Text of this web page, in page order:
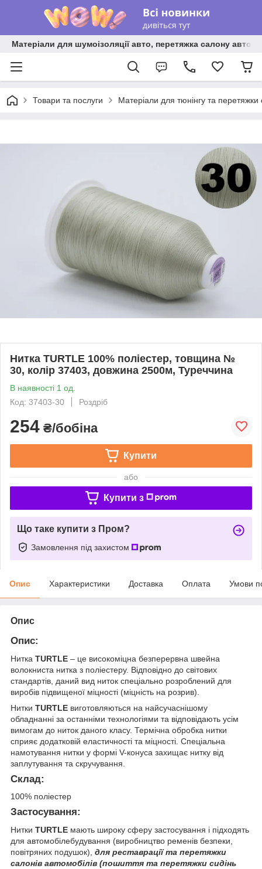
Матеріали для шумоізоляції авто, перетяжка салону авто
Товари та послуги Матеріали для тюнінгу та
Нитка TURTLE 100% поліестер, товщина №
30, колір 37403, довжина 2500м, Туреччина
В наявності 1 од.
Код: 37403-30
Роздріб
254 ₴/бобіна
Купити
або
Купити з
Що таке купити з Пром?
Замовлення під захистом
Опис Характеристики Доставка Оплата Умови
Опис
Опис:
Нитка TURTLE – це високоміцна безперервна швейна
волокниста нитка з поліестеру. Відповідно до світових
стандартів, даний вид ниток спеціально розроблений для
виробів підвищеної міцності (міцність на розрив).
Нитки TURTLE виготовляються на найсучаснішому
обладнанні за останніми технологіями та відповідають усім
вимогам до ниток даного класу. Термічна обробка нитки
сприяє додатковій еластичності та міцності. Спеціальна
намотування нитки у формі V-конуса захищає нитку від
заплутування та скручування.
Склад:
100% поліестер
Застосування:
Нитки TURTLE мають широку сферу застосування і підходять
для автомобілебудування (виробництво ременів безпеки,
повітряних подушок), для реставрації та перетяжки
салонів автомобілів (пошиття та перетяжки сидінь